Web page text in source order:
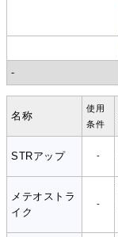
-
名称
使用
条件
STRアップ -
メテオストラ
イク
-